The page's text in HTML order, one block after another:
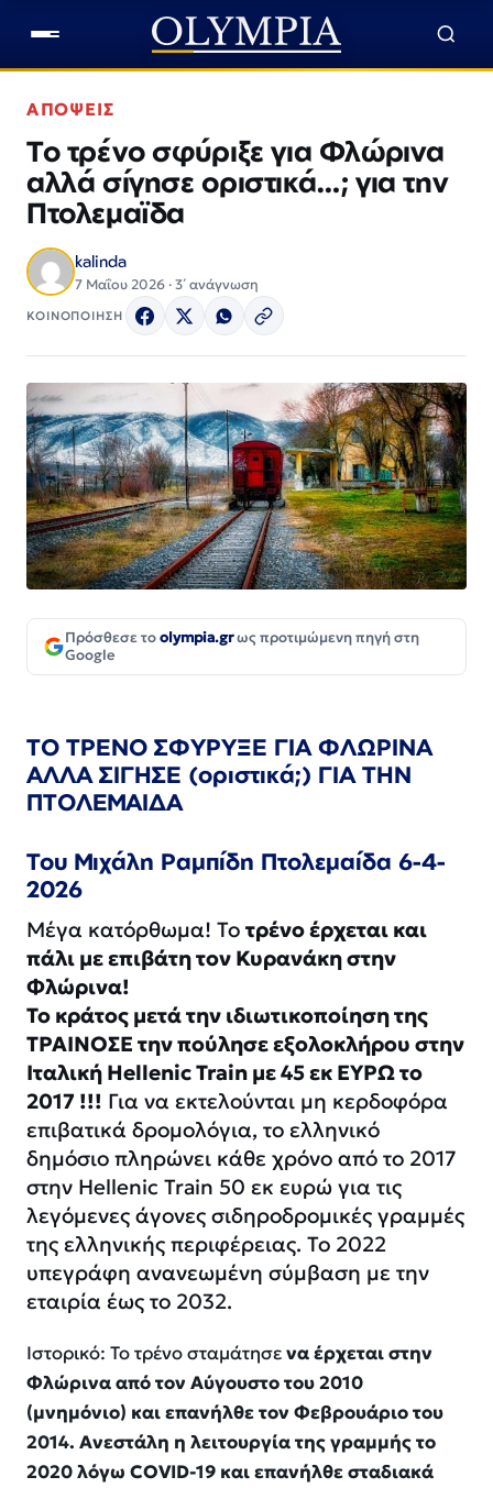
ΑΠΟΨΕΙΣ
To τρένο σφύριξε για Φλώρινα
αλλά σίγησε οριστικά…; για την
Πτολεμαϊδα
kalinda
7 Μαΐου 2026 · 3΄ ανάγνωση
ΚΟΙΝΟΠΟΙΗΣΗ
Πρόσθεσε τοolympia.grως προτιμώμενη πηγή στη
Google
ΤΟ ΤΡΕΝΟ ΣΦΥΡΥΞΕ ΓΙΑ ΦΛΩΡΙΝΑ
ΑΛΛΑ ΣΙΓΗΣΕ (οριστικά;) ΓΙΑ ΤΗΝ
ΠΤΟΛΕΜΑΙΔΑ
Του Μιχάλη Ραμπίδη Πτολεμαίδα 6-4-
2026
Μέγα κατόρθωμα! Το τρένο έρχεται και
πάλι με επιβάτη τον Κυρανάκη στην
Φλώρινα!
Το κράτος μετά την ιδιωτικοποίηση της
ΤΡΑΙΝΟΣΕ την πούλησε εξολοκλήρου στην
Ιταλική Hellenic Train με 45 εκ ΕΥΡΩ το
2017 !!! Για να εκτελούνται μη κερδοφόρα
επιβατικά δρομολόγια, το ελληνικό
δημόσιο πληρώνει κάθε χρόνο από το 2017
στην Hellenic Train 50 εκ ευρώ για τις
λεγόμενες άγονες σιδηροδρομικές γραμμές
της ελληνικής περιφέρειας. Το 2022
υπεγράφη ανανεωμένη σύμβαση με την
εταιρία έως το 2032.
Ιστορικό: Το τρένο σταμάτησενα έρχεται στην
Φλώρινα από τον Αύγουστο του 2010
(μνημόνιο) και επανήλθε τον Φεβρουάριο του
2014. Ανεστάλη η λειτουργία της γραμμής το
2020 λόγω COVID-19 και επανήλθε σταδιακά